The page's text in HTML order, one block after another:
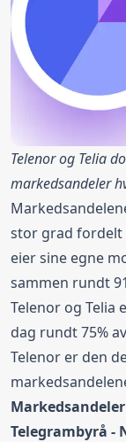
Telenor og Telia
markedsandeler
stor grad fordelt
eier sine egne
sammen rundt
Telenor og Telia
dag rundt 75%
Telenor er den
Telegrambyrå -